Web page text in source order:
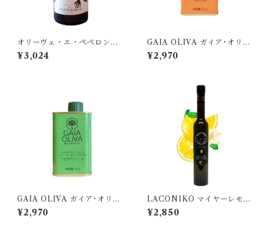
オリーヴェ・エ・ペペロンチ
ーノ 250ml
¥3,024
GAIA OLIVA ガイア･オリー
ヴァ/ みかん フレーバーオリ
ーブオイル 175ml
¥2,970
GAIA OLIVA ガイア･オリー
ヴァ/ ハラペーニョ フレーバ
ーオリーブオイル 175ml
¥2,970
LACONIKO マイヤーレモン
フレーバーオリーブオイル 20
0ml
¥2,850